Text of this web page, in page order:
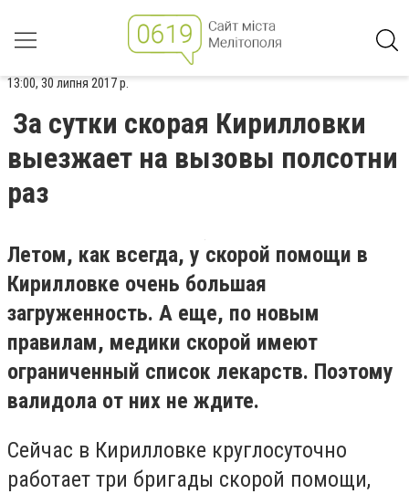
13:00, 30 липня 2017 р.
За сутки скорая Кирилловки
выезжает на вызовы полсотни
раз
Летом, как всегда, у скорой помощи в
Кирилловке очень большая
загруженность. А еще, по новым
правилам, медики скорой имеют
ограниченный список лекарств. Поэтому
валидола от них не ждите.
Сейчас в Кирилловке круглосуточно
работает три бригады скорой помощи,